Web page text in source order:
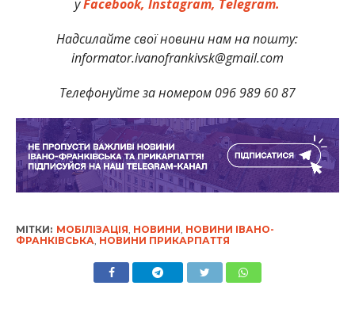
уFacebook, Instagram, Telegram.
Надсилайте свої новини нам на пошту:
informator.ivanofrankivsk@gmail.com
Телефонуйте за номером 096 989 60 87
МІТКИ: МОБІЛІЗАЦІЯ НОВИНИ НОВИНИ ІВАНО-
ФРАНКІВСЬКА НОВИНИ ПРИКАРПАТТЯ